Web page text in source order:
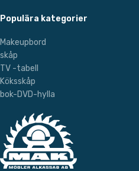
Populära kategorier
Makeupbord
skåp
TV -tabell
Köksskåp
bok-DVD-hylla